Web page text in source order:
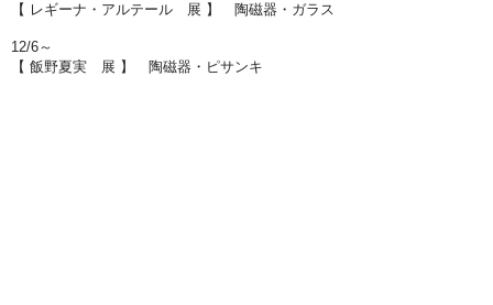
【 レギーナ・アルテール 展 】 陶磁器・ガラス
12/6～
【 飯野夏実 展 】 陶磁器・ピサンキ